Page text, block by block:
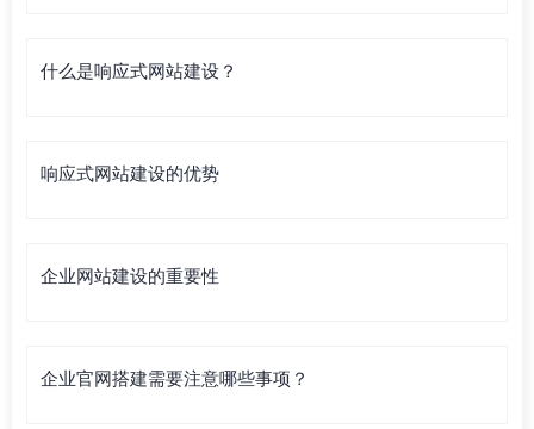
什么是响应式网站建设？
响应式网站建设的优势
企业网站建设的重要性
企业官网搭建需要注意哪些事项？